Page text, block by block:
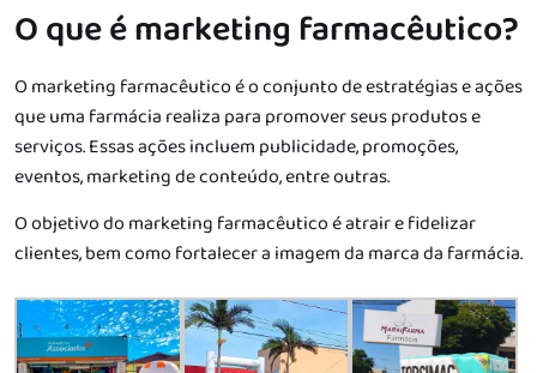
O que é marketing farmacêutico?
O marketing farmacêutico é o conjunto de estratégias e ações
que uma farmácia realiza para promover seus produtos e
serviços. Essas ações incluem publicidade, promoções,
eventos, marketing de conteúdo, entre outras.
O objetivo do marketing farmacêutico é atrair e fidelizar
clientes, bem como fortalecer a imagem da marca da farmácia.